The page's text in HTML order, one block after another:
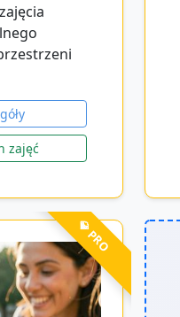
zajęć
💎 PRO